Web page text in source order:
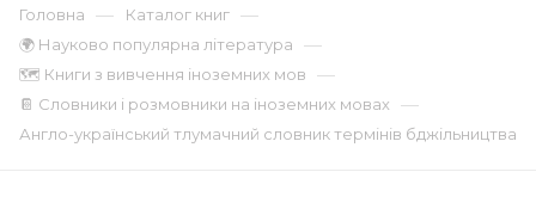
Головна — Каталог книг —
🌍 Науково популярна література —
🗺 Книги з вивчення іноземних мов —
📔 Словники і розмовники на іноземних мовах —
Англо-український тлумачний словник термінів бджільництва